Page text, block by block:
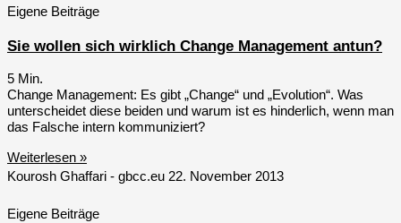
Eigene Beiträge
Sie wollen sich wirklich Change Management antun?
5 Min.
Change Management: Es gibt „Change“ und „Evolution“. Was
unterscheidet diese beiden und warum ist es hinderlich, wenn man
das Falsche intern kommuniziert?
Weiterlesen »
Kourosh Ghaffari - gbcc.eu 22. November 2013
Eigene Beiträge